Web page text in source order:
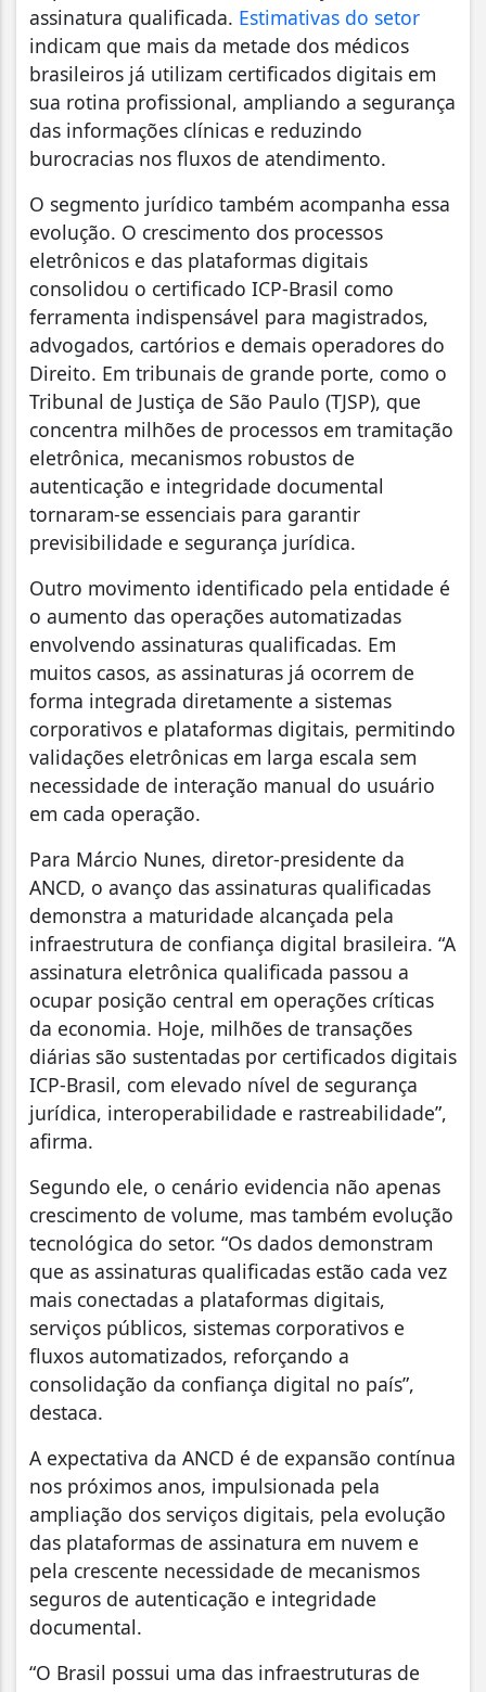
assinatura qualificada. Estimativas do setor
indicam que mais da metade dos médicos
brasileiros já utilizam certificados digitais em
sua rotina profissional, ampliando a segurança
das informações clínicas e reduzindo
burocracias nos fluxos de atendimento.
O segmento jurídico também acompanha essa
evolução. O crescimento dos processos
eletrônicos e das plataformas digitais
consolidou o certificado ICP-Brasil como
ferramenta indispensável para magistrados,
advogados, cartórios e demais operadores do
Direito. Em tribunais de grande porte, como o
Tribunal de Justiça de São Paulo (TJSP), que
concentra milhões de processos em tramitação
eletrônica, mecanismos robustos de
autenticação e integridade documental
tornaram-se essenciais para garantir
previsibilidade e segurança jurídica.
Outro movimento identificado pela entidade é
o aumento das operações automatizadas
envolvendo assinaturas qualificadas. Em
muitos casos, as assinaturas já ocorrem de
forma integrada diretamente a sistemas
corporativos e plataformas digitais, permitindo
validações eletrônicas em larga escala sem
necessidade de interação manual do usuário
em cada operação.
Para Márcio Nunes, diretor-presidente da
ANCD, o avanço das assinaturas qualificadas
demonstra a maturidade alcançada pela
infraestrutura de confiança digital brasileira. “A
assinatura eletrônica qualificada passou a
ocupar posição central em operações críticas
da economia. Hoje, milhões de transações
diárias são sustentadas por certificados digitais
ICP-Brasil, com elevado nível de segurança
jurídica, interoperabilidade e rastreabilidade”,
afirma.
Segundo ele, o cenário evidencia não apenas
crescimento de volume, mas também evolução
tecnológica do setor. “Os dados demonstram
que as assinaturas qualificadas estão cada vez
mais conectadas a plataformas digitais,
serviços públicos, sistemas corporativos e
fluxos automatizados, reforçando a
consolidação da confiança digital no país”,
destaca.
A expectativa da ANCD é de expansão contínua
nos próximos anos, impulsionada pela
ampliação dos serviços digitais, pela evolução
das plataformas de assinatura em nuvem e
pela crescente necessidade de mecanismos
seguros de autenticação e integridade
documental.
“O Brasil possui uma das infraestruturas de